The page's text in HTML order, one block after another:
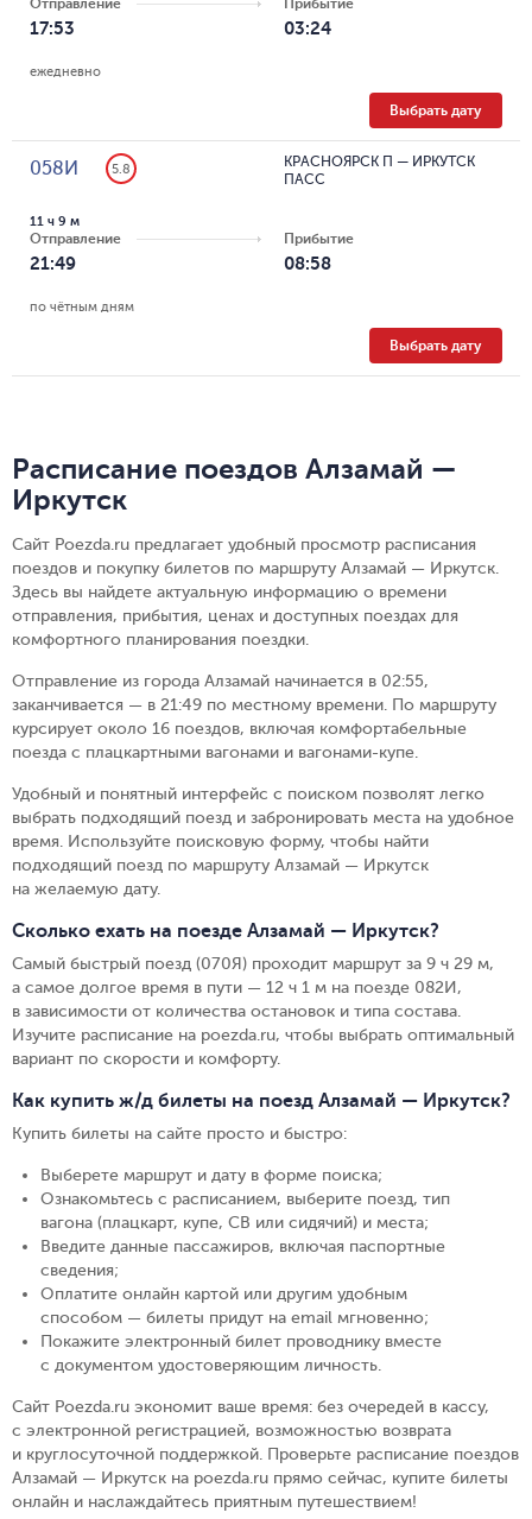
Отправление
17:53
Прибытие
03:24
ежедневно
Выбрать дату
058И 5.8 КРАСНОЯРСК П — ИРКУТСК
ПАСС
Отправление
21:49
11 ч 9 м
Прибытие
08:58
по чётным дням
Выбрать дату
Расписание поездов Алзамай —
Иркутск
Сайт Poezda.ru предлагает удобный просмотр расписания
поездов и покупку билетов по маршруту Алзамай — Иркутск.
Здесь вы найдете актуальную информацию о времени
отправления, прибытия, ценах и доступных поездах для
комфортного планирования поездки.
Отправление из города Алзамай начинается в 02:55,
заканчивается — в 21:49 по местному времени. По маршруту
курсирует около 16 поездов, включая комфортабельные
поезда с плацкартными вагонами и вагонами-купе.
Удобный и понятный интерфейс с поиском позволят легко
выбрать подходящий поезд и забронировать места на удобное
время. Используйте поисковую форму, чтобы найти
подходящий поезд по маршруту Алзамай — Иркутск
на желаемую дату.
Сколько ехать на поезде Алзамай — Иркутск?
Самый быстрый поезд (070Я) проходит маршрут за 9 ч 29 м,
а самое долгое время в пути — 12 ч 1 м на поезде 082И,
в зависимости от количества остановок и типа состава.
Изучите расписание на poezda.ru, чтобы выбрать оптимальный
вариант по скорости и комфорту.
Как купить ж/д билеты на поезд Алзамай — Иркутск?
Купить билеты на сайте просто и быстро:
Выберете маршрут и дату в форме поиска;
Ознакомьтесь с расписанием, выберите поезд, тип
вагона (плацкарт, купе, СВ или сидячий) и места;
Введите данные пассажиров, включая паспортные
сведения;
Оплатите онлайн картой или другим удобным
способом — билеты придут на email мгновенно;
Покажите электронный билет проводнику вместе
с документом удостоверяющим личность.
Сайт Poezda.ru экономит ваше время: без очередей в кассу,
с электронной регистрацией, возможностью возврата
и круглосуточной поддержкой. Проверьте расписание поездов
Алзамай — Иркутск на poezda.ru прямо сейчас, купите билеты
онлайн и наслаждайтесь приятным путешествием!